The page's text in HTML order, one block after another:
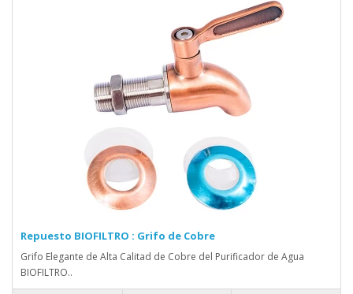
Repuesto BIOFILTRO : Grifo de Cobre
Grifo Elegante de Alta Calitad de Cobre del Purificador de Agua
BIOFILTRO..